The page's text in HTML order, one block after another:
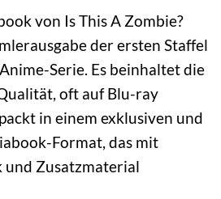
von Is This A Zombie?
der ersten Staffel
Serie. Es beinhaltet die
oft auf Blu-ray
in einem exklusiven und
Format, das mit
Zusatzmaterial